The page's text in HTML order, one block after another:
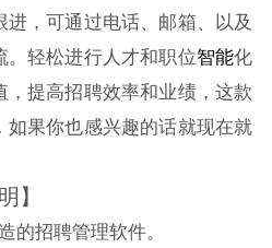
，可通过电话、邮箱、以及
轻松进行人才和职位智能化
提高招聘效率和业绩，这款
果你也感兴趣的话就现在就
】
的招聘管理软件。